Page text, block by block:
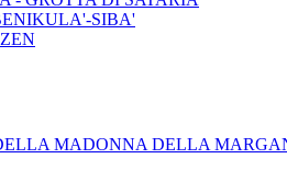
SIBA'
MADONNA DELLA